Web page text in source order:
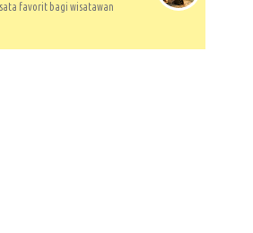
favorit bagi wisatawan